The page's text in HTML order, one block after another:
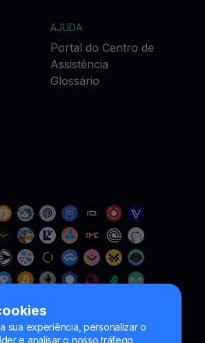
sua experiência, personalizar o
e analisar o nosso tráfego,
AJUDA
Portal do Centro de
Assistência
Glossário